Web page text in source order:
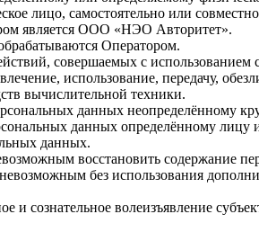
лицо, самостоятельно или
является ООО «НЭО Авторитет».
Оператором.
совершаемых с использованием
использование, передачу,
вычислительной техники.
данных неопределённому
данных определённому лицу
данных.
восстановить содержание
без использования
сознательное волеизъявление